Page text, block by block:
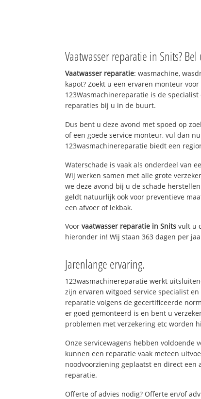
Vaatwasser reparatie in Snits?
Vaatwasser reparatie: wasmachine,
kapot? Zoekt u een ervaren monteur
123Wasmachinereparatie is de
reparaties bij u in de buurt.
Dus bent u deze avond met spoed op
of een goede service monteur, vul dan
123wasmachinereparatie biedt een
Waterschade is vaak als onderdeel van
Wij werken samen met alle grote
we deze avond bij u de schade
geldt natuurlijk ook voor preventieve
een afvoer of lekbak.
Voorvaatwasser reparatie in Snits vult u
hieronder in! Wij staan 363 dagen per
Jarenlange ervaring.
123wasmachinereparatie werkt
zijn ervaren witgoed service specialist
reparatie volgens de gecertificeerde
er goed gemonteerd is en bent u
problemen met verzekering etc worden
Onze servicewagens hebben voldoende
kunnen een reparatie vaak meteen
noodvoorziening geplaatst en direct een
reparatie.
Offerte of advies nodig? Offerte en/of